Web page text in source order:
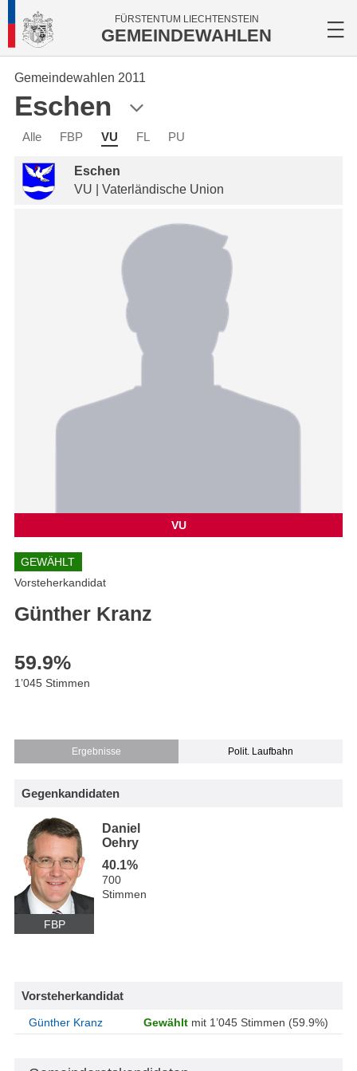
FÜRSTENTUM LIECHTENSTEIN
GEMEINDEWAHLEN
Gemeindewahlen 2011
Eschen
Alle FBP VU FL PU
Eschen
VU | Vaterländische Union
VU
GEWÄHLT
Vorsteherkandidat
Günther Kranz
59.9%
1’045 Stimmen
Ergebnisse Polit. Laufbahn
Gegenkandidaten
FBP
Daniel
Oehry
40.1%
700
Stimmen
Vorsteherkandidat
Günther Kranz Gewählt mit 1’045 Stimmen (59.9%)